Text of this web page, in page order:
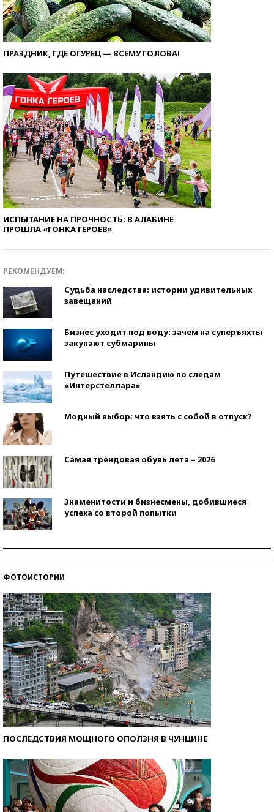
ПРАЗДНИК, ГДЕ ОГУРЕЦ — ВСЕМУ ГОЛОВА!
ИСПЫТАНИЕ НА ПРОЧНОСТЬ: В АЛАБИНЕ
ПРОШЛА «ГОНКА ГЕРОЕВ»
РЕКОМЕНДУЕМ:
Судьба наследства: истории удивительных
завещаний
Бизнес уходит под воду: зачем на суперъяхты
закупают субмарины
Путешествие в Исландию по следам
«Интерстеллара»
Модный выбор: что взять с собой в отпуск?
Самая трендовая обувь лета – 2026
Знаменитости и бизнесмены, добившиеся
успеха со второй попытки
ФОТОИСТОРИИ
ПОСЛЕДСТВИЯ МОЩНОГО ОПОЛЗНЯ В ЧУНЦИНЕ